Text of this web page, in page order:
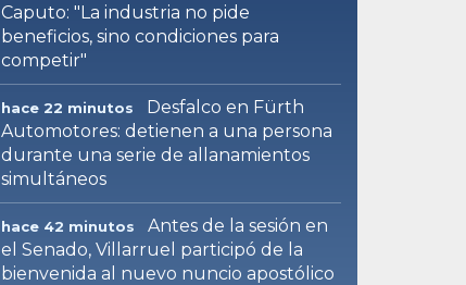
Caputo: "La industria no pide
beneficios, sino condiciones para
competir"
hace 22 minutos
Desfalco en Fürth
Automotores: detienen a una persona
durante una serie de allanamientos
simultáneos
hace 42 minutos
Antes de la sesión en
el Senado, Villarruel participó de la
bienvenida al nuevo nuncio apostólico